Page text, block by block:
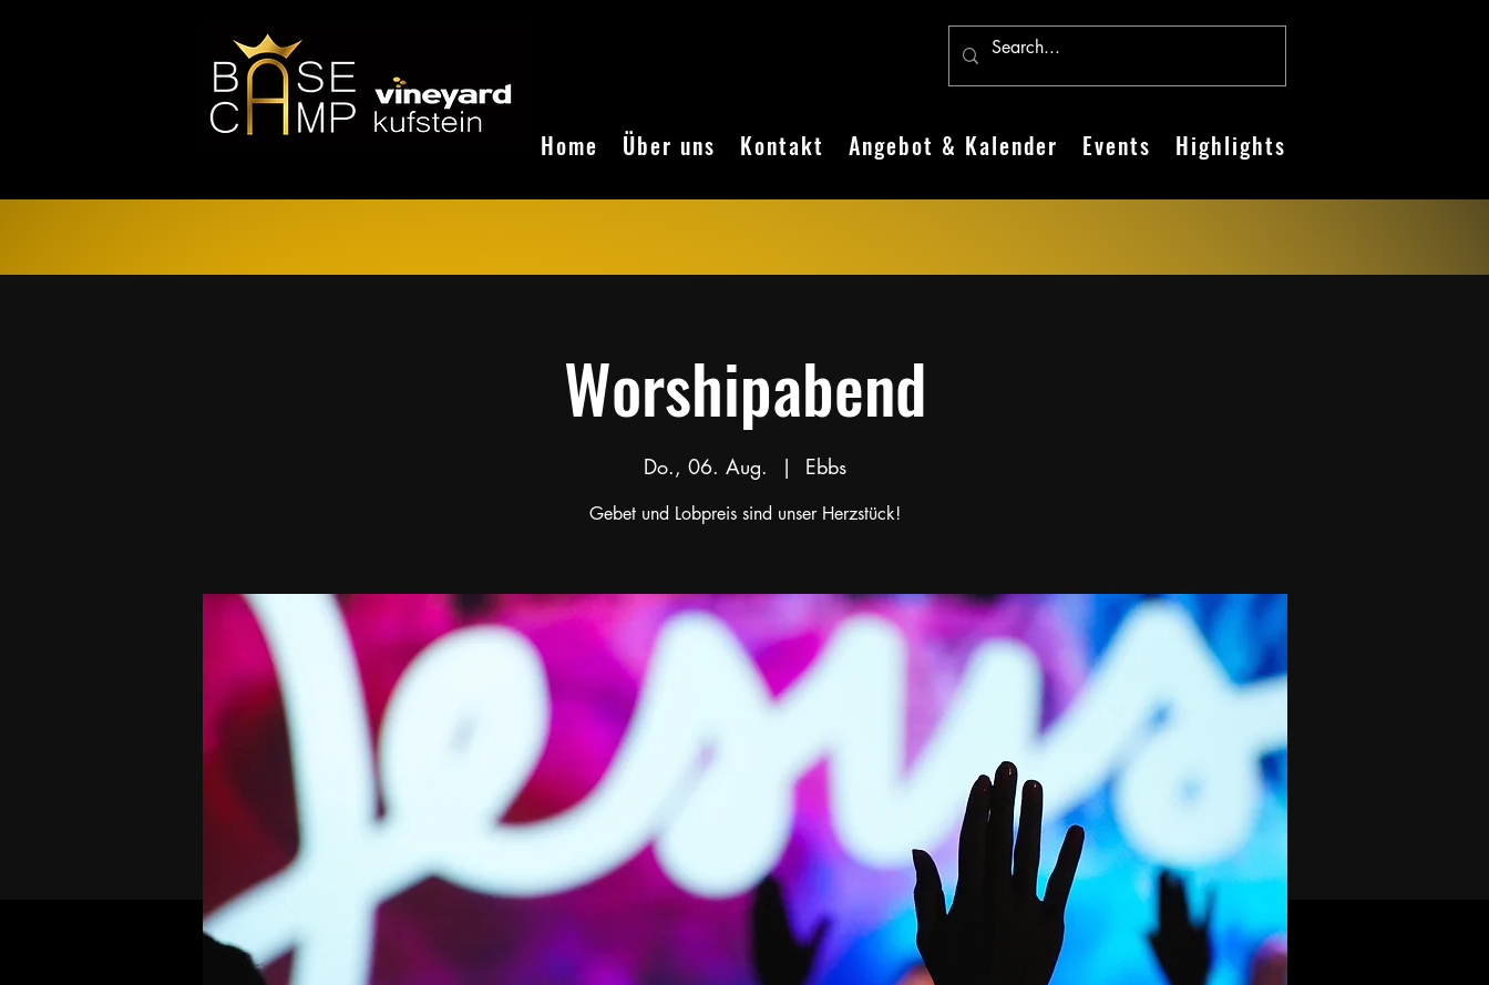
Home Über uns Kontakt Angebot & Kalender Events Highlights
Worshipabend
Do., 06. Aug.
  |
Ebbs
Gebet und Lobpreis sind unser Herzstück!